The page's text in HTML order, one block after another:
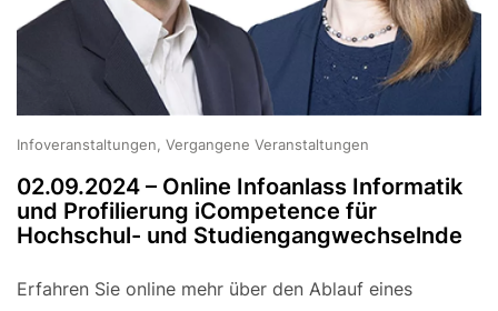
Infoveranstaltungen, Vergangene Veranstaltungen
02.09.2024 – Online Infoanlass Informatik
und Profilierung iCompetence für
Hochschul- und Studiengangwechselnde
Erfahren Sie online mehr über den Ablauf eines